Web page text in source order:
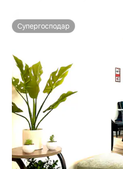
Супергосподар
Супергосподар